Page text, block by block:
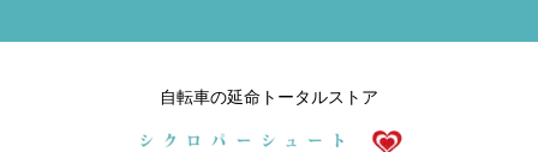
自転車の延命トータルストア